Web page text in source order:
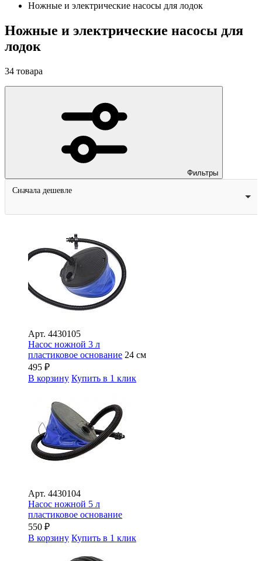
Ножные и электрические насосы для лодок
Ножные и электрические насосы для
лодок
34 товара
Фильтры
Сначала дешевле
Арт. 4430105
Насос ножной 3 л
пластиковое основание 24 см
495 ₽
В корзину Купить в 1 клик
Арт. 4430104
Насос ножной 5 л
пластиковое основание
550 ₽
В корзину Купить в 1 клик